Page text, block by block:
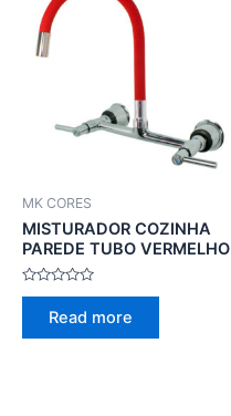
MK CORES
MISTURADOR COZINHA
PAREDE TUBO VERMELHO
Rated
Read more